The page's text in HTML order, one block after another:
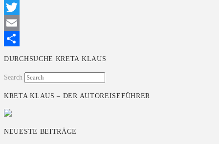
Facebook
Twitter
Email
DURCHSUCHE KRETA KLAUS
Search
KRETA KLAUS – DER AUTOREISEFÜHRER
NEUESTE BEITRÄGE